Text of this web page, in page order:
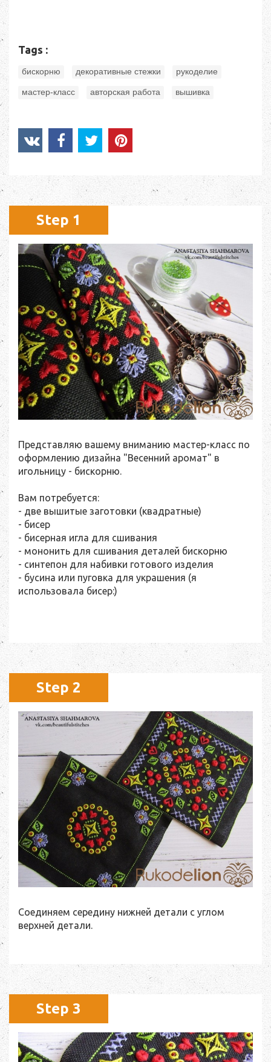
Tags :
бискорню декоративные стежки рукоделие
мастер-класс авторская работа вышивка
Step 1
Представляю вашему вниманию мастер-класс по
оформлению дизайна "Весенний аромат" в
игольницу - бискорню.
Вам потребуется:
- две вышитые заготовки (квадратные)
- бисер
- бисерная игла для сшивания
- мононить для сшивания деталей бискорню
- синтепон для набивки готового изделия
- бусина или пуговка для украшения (я
использовала бисер:)
Step 2
Соединяем середину нижней детали с углом
верхней детали.
Step 3